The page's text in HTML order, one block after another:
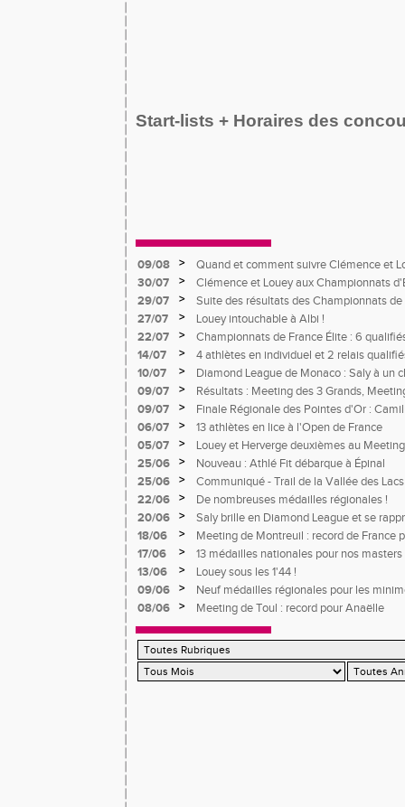
Start-lists + Horaires des
09/08 >
Quand et comment suivre Clémence et
d'Europe
30/07 >
Clémence et Louey aux Championnats
29/07
>
Suite des résultats des Championnats de
27/07
>
Louey intouchable à Albi !
22/07
>
Championnats de France Élite : 6
14/07
>
4 athlètes en individuel et 2 relais
France Avenir
10/07 >
Diamond League de Monaco : Saly à un
meneur d'allure pour un record du monde
09/07 >
Résultats : Meeting des 3 Grands,
09/07
>
Finale Régionale des Pointes d'Or :
06/07
>
13 athlètes en lice à l'Open de France
05/07
>
Louey et Herverge deuxièmes au
25/06
>
Nouveau : Athlé Fit débarque à Épinal
25/06
>
Communiqué - Trail de la Vallée des Lacs
22/06
>
De nombreuses médailles régionales !
20/06
>
Saly brille en Diamond League et se
Herverge à toute vitesse à Montgeron
18/06 >
Meeting de Montreuil : record de France
s'impose
17/06 >
13 médailles nationales pour nos masters
13/06
>
Louey sous les 1'44 !
09/06
>
Neuf médailles régionales pour les
08/06
> Meeting de Toul : record pour Anaëlle